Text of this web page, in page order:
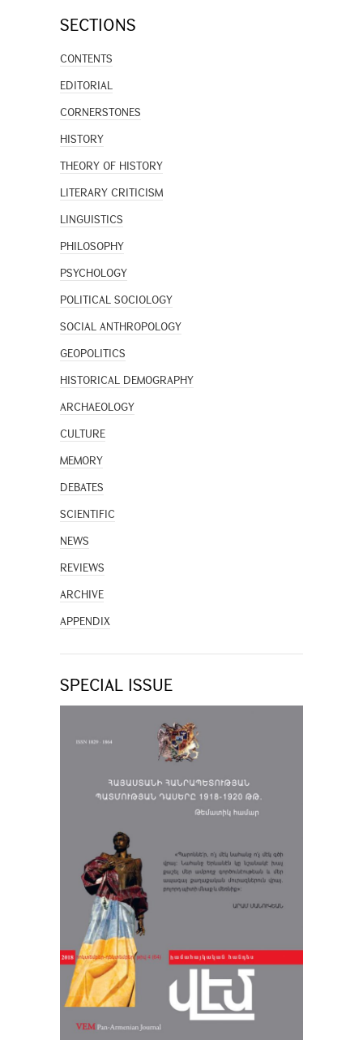
SECTIONS
CONTENTS
EDITORIAL
CORNERSTONES
HISTORY
THEORY OF HISTORY
LITERARY CRITICISM
LINGUISTICS
PHILOSOPHY
PSYCHOLOGY
POLITICAL SOCIOLOGY
SOCIAL ANTHROPOLOGY
GEOPOLITICS
HISTORICAL DEMOGRAPHY
ARCHAEOLOGY
CULTURE
MEMORY
DEBATES
SCIENTIFIC
NEWS
REVIEWS
ARCHIVE
APPENDIX
SPECIAL ISSUE